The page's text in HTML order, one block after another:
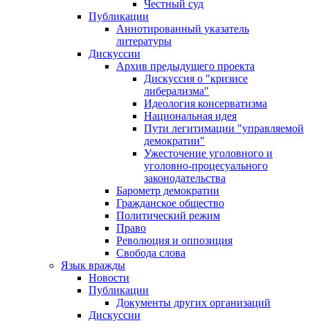
Честный суд
Публикации
Аннотированный указатель
литературы
Дискуссии
Архив предыдущего проекта
Дискуссия о "кризисе
либерализма"
Идеология консерватизма
Национальная идея
Пути легитимации "управляемой
демократии"
Ужесточение уголовного и
уголовно-процесуального
законодательства
Барометр демократии
Гражданское общество
Политический режим
Право
Революция и оппозиция
Свобода слова
Язык вражды
Новости
Публикации
Документы других организаций
Дискуссии